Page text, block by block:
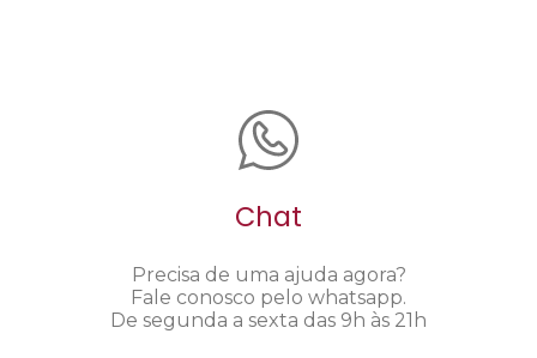
Chat
Precisa de uma ajuda agora?
Fale conosco pelo whatsapp.
De segunda a sexta das 9h às 21h